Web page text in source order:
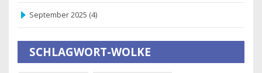
September 2025 (4)
SCHLAGWORT-WOLKE